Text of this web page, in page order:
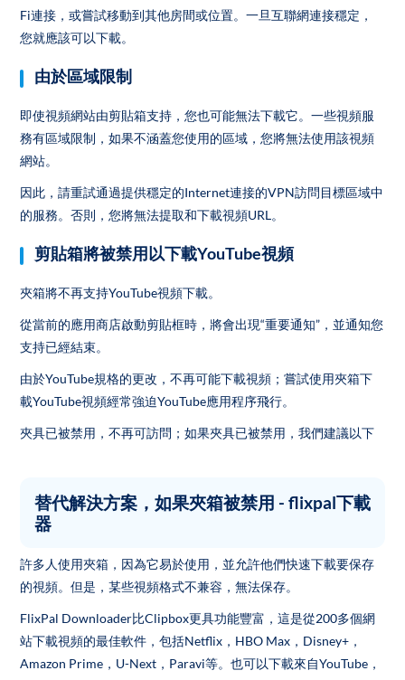
Fi連接，或嘗試移動到其他房間或位置。一旦互聯網連接穩定，
您就應該可以下載。
由於區域限制
即使視頻網站由剪貼箱支持，您也可能無法下載它。一些視頻服
務有區域限制，如果不涵蓋您使用的區域，您將無法使用該視頻
網站。
因此，請重試通過提供穩定的Internet連接的VPN訪問目標區域中
的服務。否則，您將無法提取和下載視頻URL。
剪貼箱將被禁用以下載YouTube視頻
夾箱將不再支持YouTube視頻下載。
從當前的應用商店啟動剪貼框時，將會出現“重要通知”，並通知您
支持已經結束。
由於YouTube規格的更改，不再可能下載視頻；嘗試使用夾箱下
載YouTube視頻經常強迫YouTube應用程序飛行。
夾具已被禁用，不再可訪問；如果夾具已被禁用，我們建議以下
替代解決方案，如果夾箱被禁用 - flixpal下載
器
許多人使用夾箱，因為它易於使用，並允許他們快速下載要保存
的視頻。但是，某些視頻格式不兼容，無法保存。
FlixPal Downloader比Clipbox更具功能豐富，這是從200多個網
站下載視頻的最佳軟件，包括Netflix，HBO Max，Disney+，
Amazon Prime，U-Next，Paravi等。也可以下載來自YouTube，